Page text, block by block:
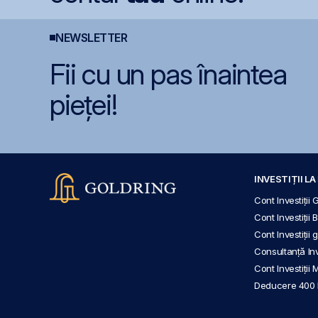
NEWSLETTER
Fii cu un pas înaintea
pieței!
INVESTIȚII LA
Cont Investiții
Cont Investiții
Cont Investiții
Consultanță
Cont Investiții
Deducere 400